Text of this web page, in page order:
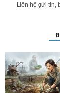
Liên hệ gửi tin,